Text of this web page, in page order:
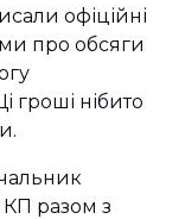
офіційні
про обсяги
гроші нібито
КП разом з